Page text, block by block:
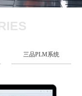
三品PLM系统